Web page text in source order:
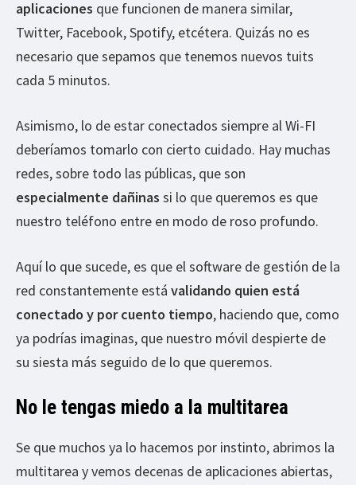
aplicaciones que funcionen de manera similar,
Twitter, Facebook, Spotify, etcétera. Quizás no es
necesario que sepamos que tenemos nuevos tuits
cada 5 minutos.
Asimismo, lo de estar conectados siempre al Wi-FI
deberíamos tomarlo con cierto cuidado. Hay muchas
redes, sobre todo las públicas, que son
especialmente dañinas si lo que queremos es que
nuestro teléfono entre en modo de roso profundo.
Aquí lo que sucede, es que el software de gestión de la
red constantemente está validando quien está
conectado y por cuento tiempo, haciendo que, como
ya podrías imaginas, que nuestro móvil despierte de
su siesta más seguido de lo que queremos.
No le tengas miedo a la multitarea
Se que muchos ya lo hacemos por instinto, abrimos la
multitarea y vemos decenas de aplicaciones abiertas,